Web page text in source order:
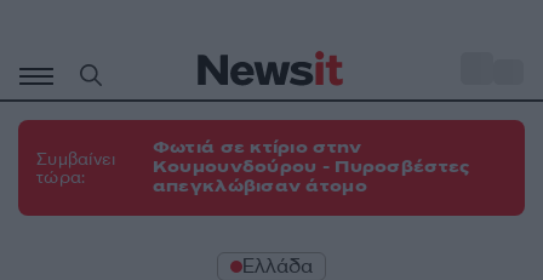
περιεχόμενο
Συμβαίνει
τώρα:
Φωτιά σε κτίριο στην
Κουμουνδούρου - Πυροσβέστες
απεγκλώβισαν άτομο
Ελλάδα